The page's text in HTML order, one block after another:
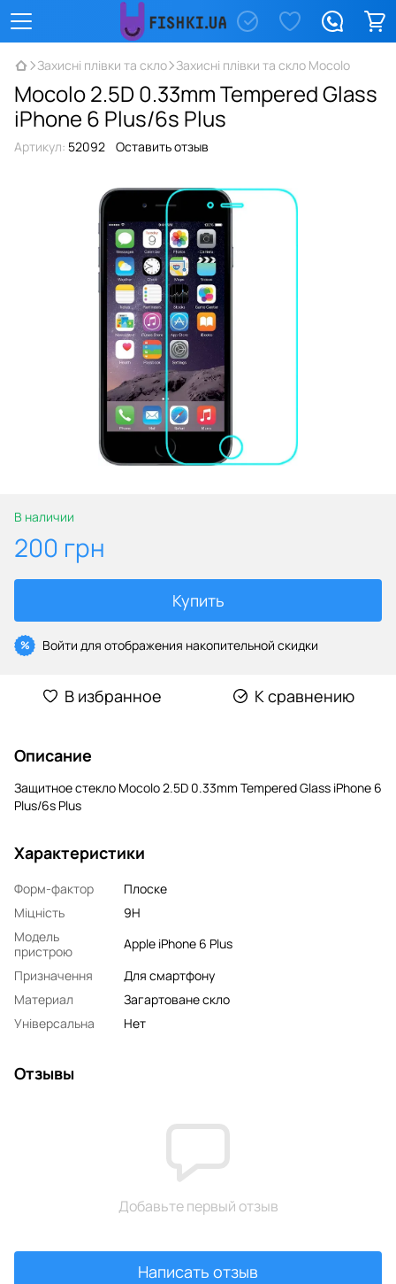
Захисні плівки та скло Захисні плівки та скло Mocolo
Mocolo 2.5D 0.33mm Tempered Glass
iPhone 6 Plus/6s Plus
Артикул: 52092 Оставить отзыв
В наличии
200 грн
Купить
% Войти для отображения накопительной скидки
В избранное К сравнению
Описание
Защитное стекло Mocolo 2.5D 0.33mm Tempered Glass iPhone 6
Plus/6s Plus
Характеристики
Форм-фактор
Плоске
Міцність
9H
Модель
пристрою
Apple iPhone 6 Plus
Призначення
Для смартфону
Материал
Загартоване скло
Універсальна
Нет
Отзывы
Добавьте первый отзыв
Написать отзыв